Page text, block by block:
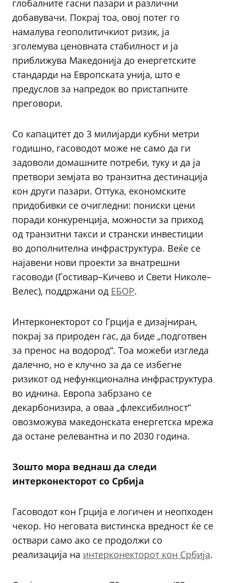
глобалните гасни пазари и различни
добавувачи. Покрај тоа, овој потег го
намалува геополитичкиот ризик, ја
зголемува ценовната стабилност и ја
приближува Македонија до енергетските
стандарди на Европската унија, што е
предуслов за напредок во пристапните
преговори.
Со капацитет до 3 милијарди кубни метри
годишно, гасоводот може не само да ги
задоволи домашните потреби, туку и да ја
претвори земјата во транзитна дестинација
кон други пазари. Оттука, економските
придобивки се очигледни: пониски цени
поради конкуренција, можности за приход
од транзитни такси и странски инвестиции
во дополнителна инфраструктура. Веќе се
најавени нови проекти за внатрешни
гасоводи (Гостивар–Кичево и Свети Николе–
Велес), поддржани од ЕБОР.
Интерконекторот со Грција е дизајниран,
покрај за природен гас, да биде „подготвен
за пренос на водород“. Тоа можеби изгледа
далечно, но е клучно за да се избегне
ризикот од нефункционална инфраструктура
во иднина. Европа забрзано се
декарбонизира, а оваа „флексибилност“
овозможува македонската енергетска мрежа
да остане релевантна и по 2030 година.
Зошто мора веднаш да следи
интерконекторот со Србија
Гасоводот кон Грција е логичен и неопходен
чекор. Но неговата вистинска вредност ќе се
оствари само ако се продолжи со
реализација на интерконекторот кон Србија.